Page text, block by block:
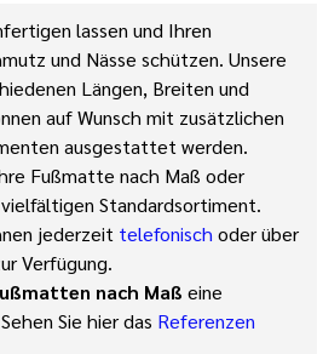
lassen und Ihren
und Nässe schützen. Unsere
Längen, Breiten und
auf Wunsch mit zusätzlichen
ausgestattet werden.
Fußmatte nach Maß oder
Standardsortiment.
jederzeit telefonisch oder über
Verfügung.
nach Maß eine
Sie hier das Referenzen